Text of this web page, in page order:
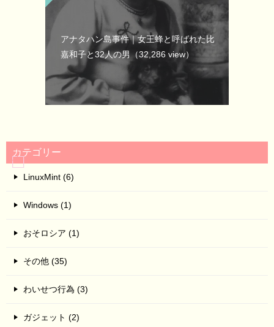
アナタハン島事件｜女王蜂と呼ばれた比
嘉和子と32人の男（32,286 view）
カテゴリー
LinuxMint (6)
Windows (1)
おそロシア (1)
その他 (35)
わいせつ行為 (3)
ガジェット (2)